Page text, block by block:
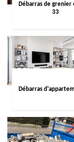
Débarras de grenier
33
Débarras